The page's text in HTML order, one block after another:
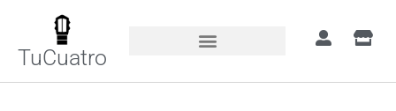
TuCuatro